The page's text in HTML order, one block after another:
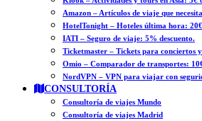
Amazon – Artículos de viaje que
HotelTonight – Hoteles última hora:
IATI – Seguro de viaje: 5% descuento.
Ticketmaster – Tickets para conciertos
Omio – Comparador de transportes:
NordVPN – VPN para viajar con
CONSULTORÍA
Consultoría de viajes Mundo
Consultoría de viajes Madrid